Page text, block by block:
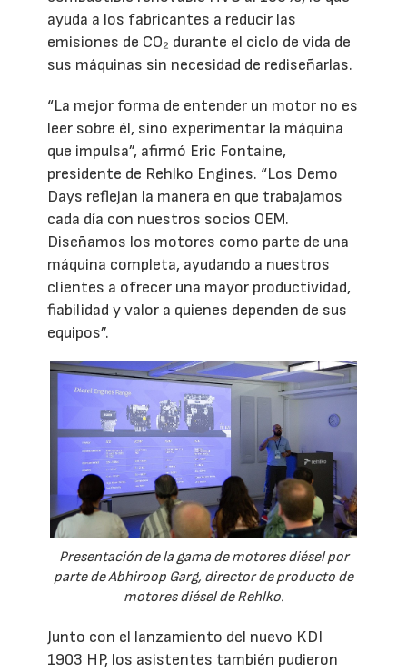
ayuda a los fabricantes a reducir las
emisiones de CO₂ durante el ciclo de vida de
sus máquinas sin necesidad de rediseñarlas.
“La mejor forma de entender un motor no es
leer sobre él, sino experimentar la máquina
que impulsa”, afirmó Eric Fontaine,
presidente de Rehlko Engines. “Los Demo
Days reflejan la manera en que trabajamos
cada día con nuestros socios OEM.
Diseñamos los motores como parte de una
máquina completa, ayudando a nuestros
clientes a ofrecer una mayor productividad,
fiabilidad y valor a quienes dependen de sus
equipos”.
Presentación de la gama de motores diésel por
parte de Abhiroop Garg, director de producto de
motores diésel de Rehlko.
Junto con el lanzamiento del nuevo KDI
1903 HP, los asistentes también pudieron